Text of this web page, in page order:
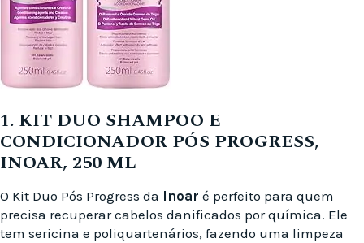
1. KIT DUO SHAMPOO E
CONDICIONADOR PÓS PROGRESS,
INOAR, 250 ML
O Kit Duo Pós Progress da Inoar é perfeito para quem
precisa recuperar cabelos danificados por química. Ele
tem sericina e poliquartenários, fazendo uma limpeza